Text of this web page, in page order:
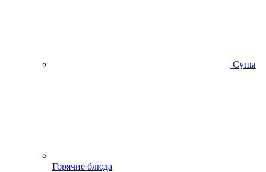
Супы
Горячие блюда